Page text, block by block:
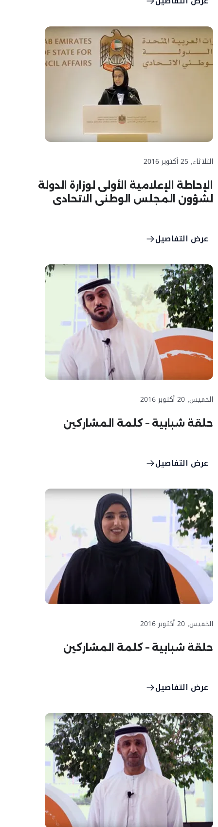
الثلاثاء, 25 أكتوبر 2016
الإحاطة الإعلامية الأولى لوزارة الدولة
لشؤون المجلس الوطني الاتحادي
عرض التفاصيل
الخميس, 20 أكتوبر 2016
حلقة شبابية – كلمة المشاركين
عرض التفاصيل
الخميس, 20 أكتوبر 2016
حلقة شبابية – كلمة المشاركين
عرض التفاصيل